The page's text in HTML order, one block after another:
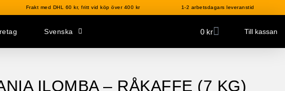
Frakt med DHL 60 kr, fritt vid köp över 400 kr 1-2 arbetsdagars leveranstid
Svenska 0 kr Till kassan
ILOMBA – RÅKAFFE (7 KG)